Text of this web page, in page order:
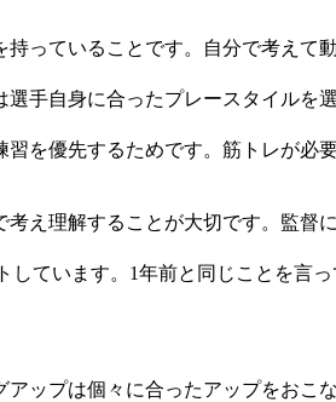
っていることです。自分で考えて
手自身に合ったプレースタイルを
を優先するためです。筋トレが必
え理解することが大切です。監督
ています。1年前と同じことを言
ップは個々に合ったアップをおこ